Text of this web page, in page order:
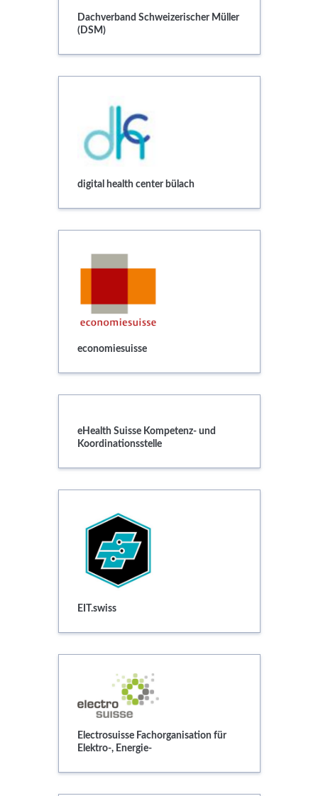
Dachverband Schweizerischer Müller
(DSM)
digital health center bülach
economiesuisse
eHealth Suisse Kompetenz- und
Koordinationsstelle
EIT.swiss
Electrosuisse Fachorganisation für
Elektro-, Energie-